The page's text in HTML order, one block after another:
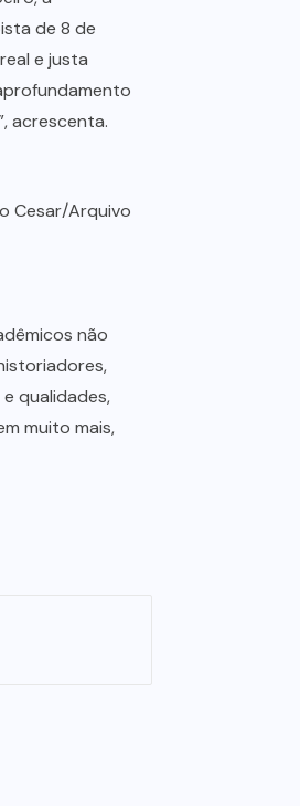
de 8 de
e justa
acrescenta.
não
qualidades,
muito mais,